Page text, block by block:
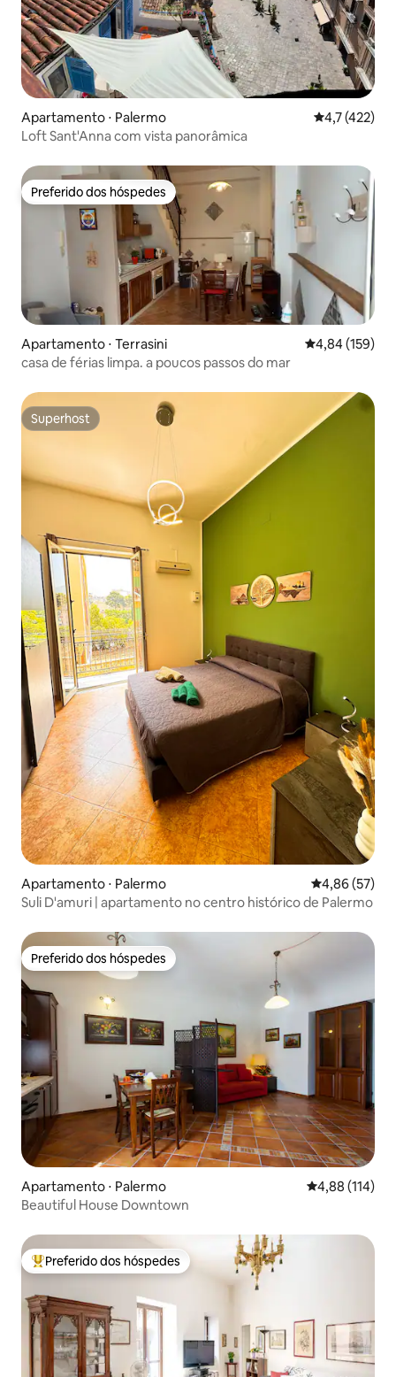
Apartamento ⋅ Palermo 4,7 de uma
4,7 (422)
Loft Sant'Anna com vista panorâmica
Preferido dos hóspedes
Preferido dos hóspedes
Apartamento ⋅ Terrasini 4,84 de uma
4,84 (159)
casa de férias limpa. a poucos passos do mar
Superhost
Superhost
Apartamento ⋅ Palermo 4,86 de uma
4,86 (57)
Suli D'amuri | apartamento no centro histórico de Palermo
Preferido dos hóspedes
Preferido dos hóspedes
Apartamento ⋅ Palermo 4,88 de uma
4,88 (114)
Beautiful House Downtown
Entre os melhores preferidos dos hóspedes
Preferido dos hóspedes